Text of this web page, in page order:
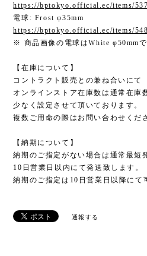
https://bptokyo.official.ec/items/
電球: Frost φ35mm
https://bptokyo.official.ec/items/
※ 商品画像の電球はWhite φ50mmで
【在庫について】
コントラクト販売との兼ね合いにて
オンラインストア在庫数は通常在庫
少なく設定させて頂いております。
複数ご用命の際はお問い合わせくだ
【納期について】
納期のご指定がない場合は通常最短
10日営業日以内にて発送致します。
納期のご指定は10日営業日以降にて
通報する